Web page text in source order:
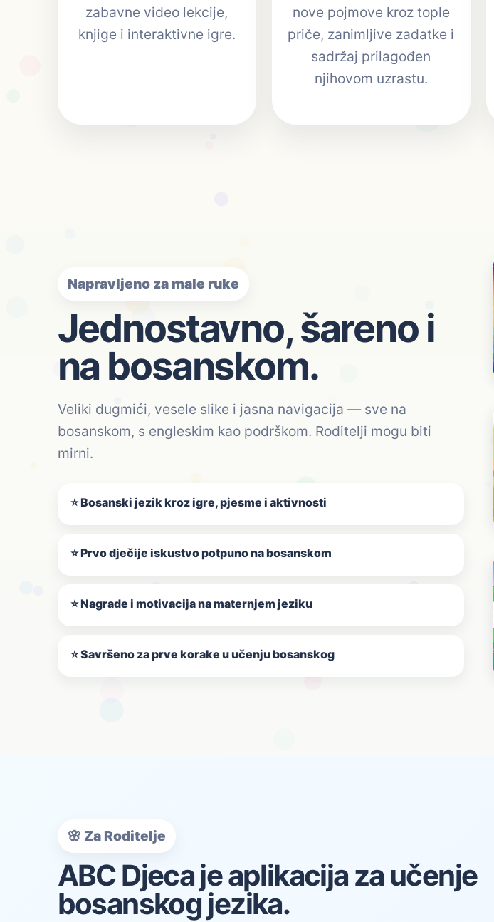
zabavne video lekcije,
knjige i interaktivne igre.
nove pojmove kroz tople
priče, zanimljive zadatke i
sadržaj prilagođen
njihovom uzrastu.
Napravljeno za male ruke
Jednostavno, šareno i
na bosanskom.
Veliki dugmići, vesele slike i jasna navigacija — sve na
bosanskom, s engleskim kao podrškom. Roditelji mogu biti
mirni.
Bosanski jezik kroz igre, pjesme i aktivnosti
Prvo dječije iskustvo potpuno na bosanskom
Nagrade i motivacija na maternjem jeziku
Savršeno za prve korake u učenju bosanskog
🌸 Za Roditelje
ABC Djeca je aplikacija za učenje
bosanskog jezika.